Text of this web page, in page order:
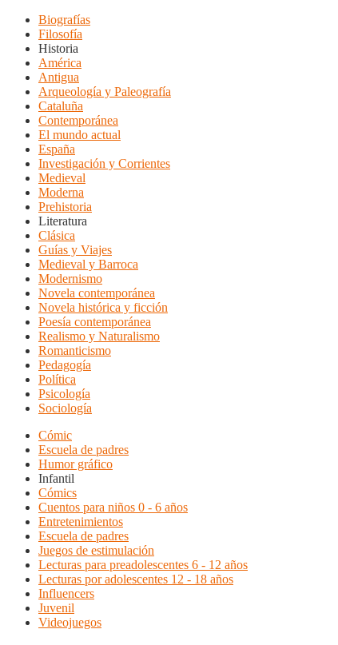
Biografías
Filosofía
Historia
América
Antigua
Arqueología y Paleografía
Cataluña
Contemporánea
El mundo actual
España
Investigación y Corrientes
Medieval
Moderna
Prehistoria
Literatura
Clásica
Guías y Viajes
Medieval y Barroca
Modernismo
Novela contemporánea
Novela histórica y ficción
Poesía contemporánea
Realismo y Naturalismo
Romanticismo
Pedagogía
Política
Psicología
Sociología
Cómic
Escuela de padres
Humor gráfico
Infantil
Cómics
Cuentos para niños 0 - 6 años
Entretenimientos
Escuela de padres
Juegos de estimulación
Lecturas para preadolescentes 6 - 12 años
Lecturas por adolescentes 12 - 18 años
Influencers
Juvenil
Videojuegos